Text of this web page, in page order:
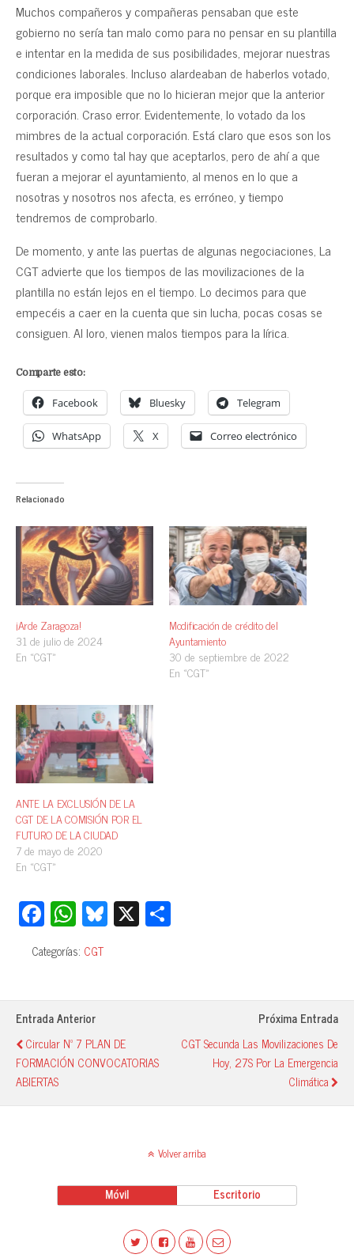
Muchos compañeros y compañeras pensaban que este
gobierno no sería tan malo como para no pensar en su plantilla
e intentar en la medida de sus posibilidades, mejorar nuestras
condiciones laborales. Incluso alardeaban de haberlos votado,
porque era imposible que no lo hicieran mejor que la anterior
corporación. Craso error. Evidentemente, lo votado da los
mimbres de la actual corporación. Está claro que esos son los
resultados y como tal hay que aceptarlos, pero de ahí a que
fueran a mejorar el ayuntamiento, al menos en lo que a
nosotras y nosotros nos afecta, es erróneo, y tiempo
tendremos de comprobarlo.
De momento, y ante las puertas de algunas negociaciones, La
CGT advierte que los tiempos de las movilizaciones de la
plantilla no están lejos en el tiempo. Lo decimos para que
empecéis a caer en la cuenta que sin lucha, pocas cosas se
consiguen. Al loro, vienen malos tiempos para la lírica.
Comparte esto:
Facebook Bluesky Telegram
WhatsApp X Correo electrónico
Relacionado
¡Arde Zaragoza!
31 de julio de 2024
En «CGT»
Modificación de crédito del
Ayuntamiento
30 de septiembre de 2022
En «CGT»
ANTE LA EXCLUSIÓN DE LA
CGT DE LA COMISIÓN POR EL
FUTURO DE LA CIUDAD
7 de mayo de 2020
En «CGT»
Fa
ce
bo
ok
W
ha
ts
A
pp
Bl
ue
y
X
pa
Categorías: CGT
Entrada Anterior
Circular Nº 7 PLAN DE
FORMACIÓN CONVOCATORIAS
ABIERTAS
Próxima Entrada
CGT Secunda Las Movilizaciones De
Hoy, 27S Por La Emergencia
Climática
Volver arriba
Móvil Escritorio